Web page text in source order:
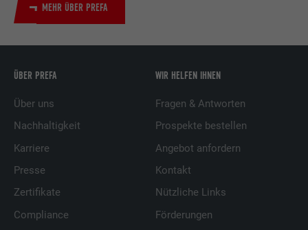
MEHR ÜBER PREFA
ÜBER PREFA
Über uns
Nachhaltigkeit
Karriere
Presse
Zertifikate
Compliance
WIR HELFEN IHNEN
Fragen & Antworten
Prospekte bestellen
Angebot anfordern
Kontakt
Nützliche Links
Förderungen